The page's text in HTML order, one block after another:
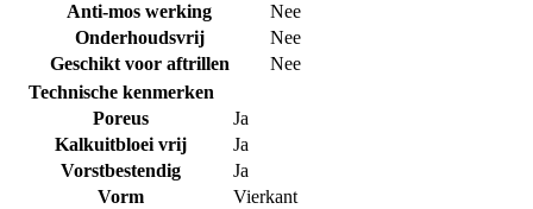
Anti-mos werking
Nee
Onderhoudsvrij
Nee
Geschikt voor aftrillen
Nee
Technische kenmerken
Poreus
Ja
Kalkuitbloei vrij
Ja
Vorstbestendig
Ja
Vorm
Vierkant